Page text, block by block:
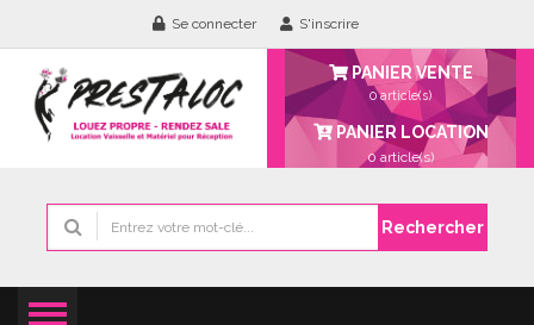
Se connecter S'inscrire
PANIER VENTE
0 article(s)
PANIER LOCATION
0 article(s)
Rechercher